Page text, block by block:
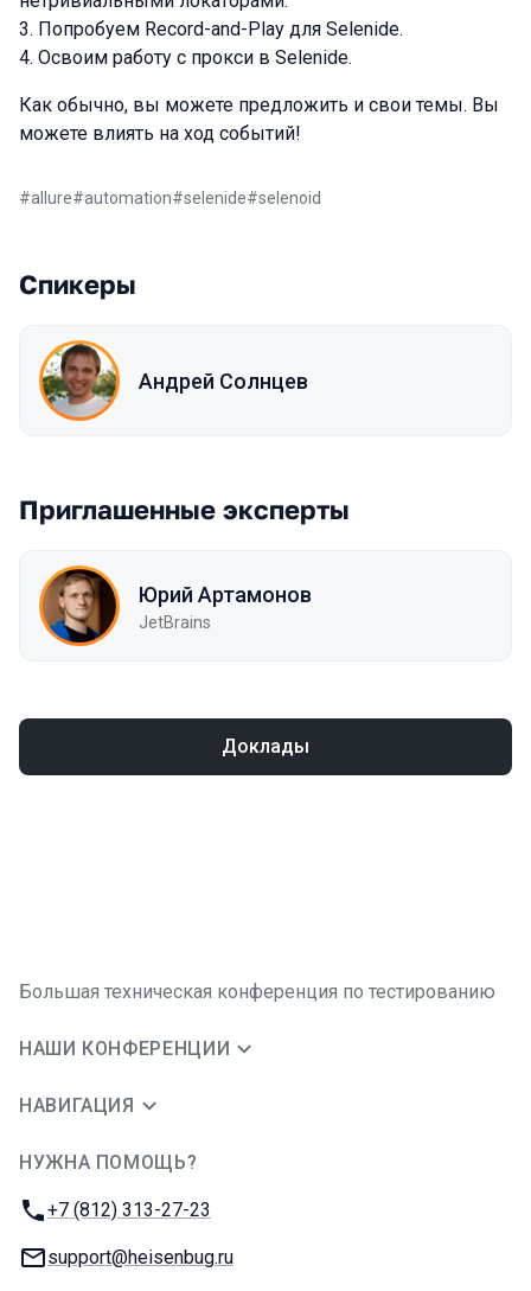
Попробуем Record-and-Play для Selenide.
Освоим работу с прокси в Selenide.
Как обычно, вы можете предложить и свои темы. Вы
можете влиять на ход событий!
#allure#automation#selenide#selenoid
Спикеры
Андрей Солнцев
Приглашенные эксперты
Юрий Артамонов
JetBrains
Доклады
Большая техническая конференция по тестированию
НАШИ КОНФЕРЕНЦИИ
НАВИГАЦИЯ
НУЖНА ПОМОЩЬ?
Телефон:
+7 (812) 313-27-23
E-mail:
support@heisenbug.ru